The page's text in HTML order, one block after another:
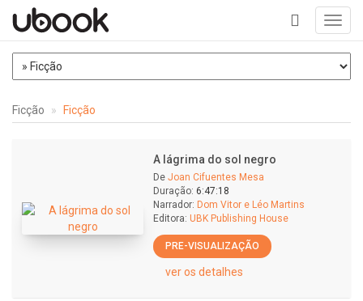
+
Ficção Ficção
A lágrima do sol negro
De Joan Cifuentes Mesa
Duração: 6:47:18
Narrador: Dom Vitor e Léo Martins
Editora: UBK Publishing House
PRE-VISUALIZAÇÃO
ver os detalhes